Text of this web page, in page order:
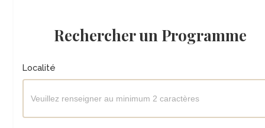
Rechercher un Programme
Localité